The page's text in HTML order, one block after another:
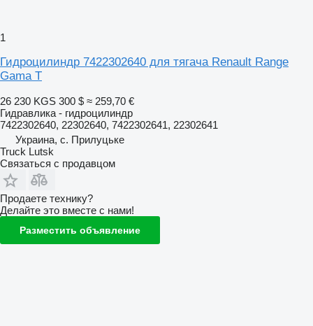
1
Гидроцилиндр 7422302640 для тягача Renault Range
Gama T
26 230 KGS 300 $ ≈ 259,70 €
Гидравлика - гидроцилиндр
7422302640, 22302640, 7422302641, 22302641
Украина, с. Прилуцьке
Truck Lutsk
Связаться с продавцом
Продаете технику?
Делайте это вместе с нами!
Разместить объявление